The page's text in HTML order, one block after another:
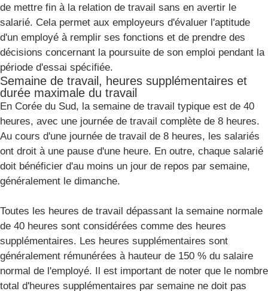
de mettre fin à la relation de travail sans en avertir le
salarié. Cela permet aux employeurs d'évaluer l'aptitude
d'un employé à remplir ses fonctions et de prendre des
décisions concernant la poursuite de son emploi pendant la
période d'essai spécifiée.
Semaine de travail, heures supplémentaires et
durée maximale du travail
En Corée du Sud, la semaine de travail typique est de 40
heures, avec une journée de travail complète de 8 heures.
Au cours d'une journée de travail de 8 heures, les salariés
ont droit à une pause d'une heure. En outre, chaque salarié
doit bénéficier d'au moins un jour de repos par semaine,
généralement le dimanche.
Toutes les heures de travail dépassant la semaine normale
de 40 heures sont considérées comme des heures
supplémentaires. Les heures supplémentaires sont
généralement rémunérées à hauteur de 150 % du salaire
normal de l'employé. Il est important de noter que le nombre
total d'heures supplémentaires par semaine ne doit pas